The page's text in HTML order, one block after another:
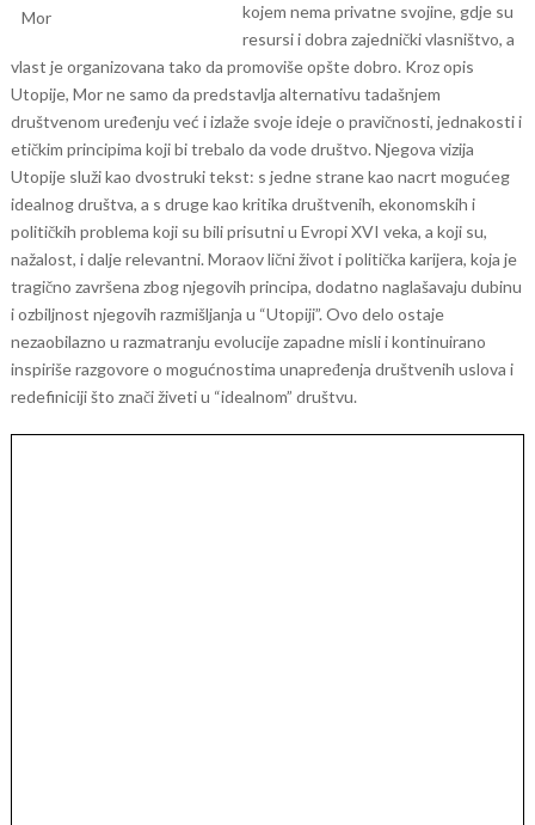
kojem nema privatne svojine, gdje su
resursi i dobra zajednički vlasništvo, a
vlast je organizovana tako da promoviše opšte dobro. Kroz opis
Utopije, Mor ne samo da predstavlja alternativu tadašnjem
društvenom uređenju već i izlaže svoje ideje o pravičnosti, jednakosti i
etičkim principima koji bi trebalo da vode društvo. Njegova vizija
Utopije služi kao dvostruki tekst: s jedne strane kao nacrt mogućeg
idealnog društva, a s druge kao kritika društvenih, ekonomskih i
političkih problema koji su bili prisutni u Evropi XVI veka, a koji su,
nažalost, i dalje relevantni. Moraov lični život i politička karijera, koja je
tragično završena zbog njegovih principa, dodatno naglašavaju dubinu
i ozbiljnost njegovih razmišljanja u “Utopiji”. Ovo delo ostaje
nezaobilazno u razmatranju evolucije zapadne misli i kontinuirano
inspiriše razgovore o mogućnostima unapređenja društvenih uslova i
redefiniciji što znači živeti u “idealnom” društvu.